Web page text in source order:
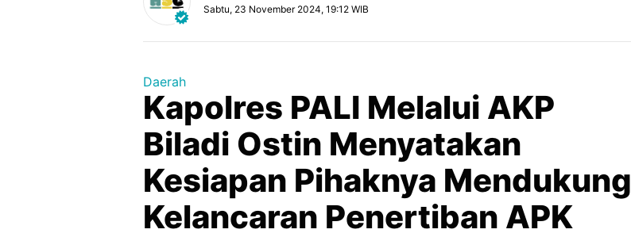
Sabtu, 23 November 2024, 19:12 WIB
Daerah
Kapolres PALI Melalui AKP
Biladi Ostin Menyatakan
Kesiapan Pihaknya Mendukung
Kelancaran Penertiban APK